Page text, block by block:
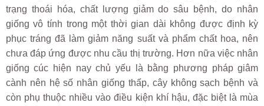
trạng thoái hóa, chất lượng giảm do sâu bệnh, do nhân
giống vô tính trong một thời gian dài không được định kỳ
phục tráng đã làm giảm năng suất và phẩm chất hoa, nên
chưa đáp ứng được nhu cầu thị trường. Hơn nữa việc nhân
giống cúc hiện nay chủ yếu là bằng phương pháp giâm
cành nên hệ số nhân giống thấp, cây không sạch bệnh và
còn phụ thuộc nhiều vào điều kiện khí hậu, đặc biệt là mùa